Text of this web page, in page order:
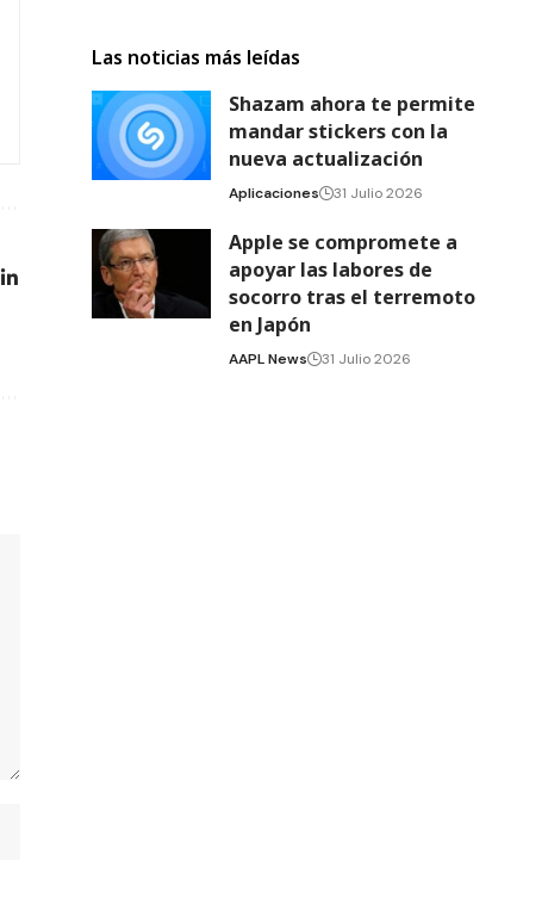
Las noticias más leídas
Shazam ahora te permite
mandar stickers con la
nueva actualización
Aplicaciones 31 Julio 2026
Apple se compromete a
apoyar las labores de
socorro tras el terremoto
en Japón
AAPL News 31 Julio 2026